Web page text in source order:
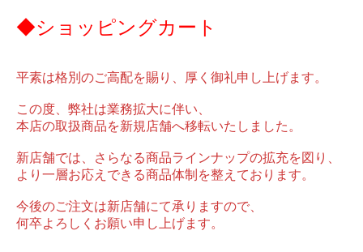
◆ショッピングカート
平素は格別のご高配を賜り、厚く御礼申し上げます。
この度、弊社は業務拡大に伴い、
本店の取扱商品を新規店舗へ移転いたしました。
新店舗では、さらなる商品ラインナップの拡充を図り、
より一層お応えできる商品体制を整えております。
今後のご注文は新店舗にて承りますので、
何卒よろしくお願い申し上げます。